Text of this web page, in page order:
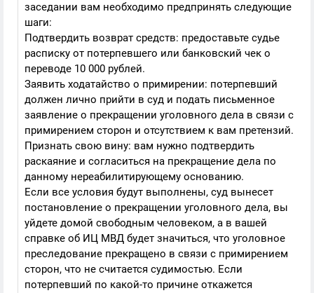
заседании вам необходимо предпринять следующие
шаги:
Подтвердить возврат средств: предоставьте судье
расписку от потерпевшего или банковский чек о
переводе 10 000 рублей.
Заявить ходатайство о примирении: потерпевший
должен лично прийти в суд и подать письменное
заявление о прекращении уголовного дела в связи с
примирением сторон и отсутствием к вам претензий.
Признать свою вину: вам нужно подтвердить
раскаяние и согласиться на прекращение дела по
данному нереабилитирующему основанию.
Если все условия будут выполнены, суд вынесет
постановление о прекращении уголовного дела, вы
уйдете домой свободным человеком, а в вашей
справке об ИЦ МВД будет значиться, что уголовное
преследование прекращено в связи с примирением
сторон, что не считается судимостью. Если
потерпевший по какой-то причине откажется